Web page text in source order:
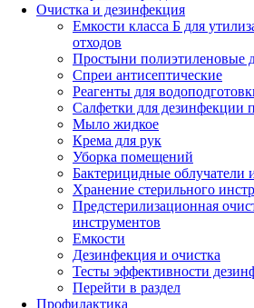
Очистка и дезинфекция
Емкости класса Б для
отходов
Простыни полиэтиленовые
Спреи антисептические
Реагенты для
Салфетки для дезинфекции
Мыло жидкое
Крема для рук
Уборка помещений
Бактерицидные облучатели
Хранение стерильного
Предстерилизационная
инструментов
Емкости
Дезинфекция и очистка
Тесты эффективности
Перейти в раздел
Профилактика